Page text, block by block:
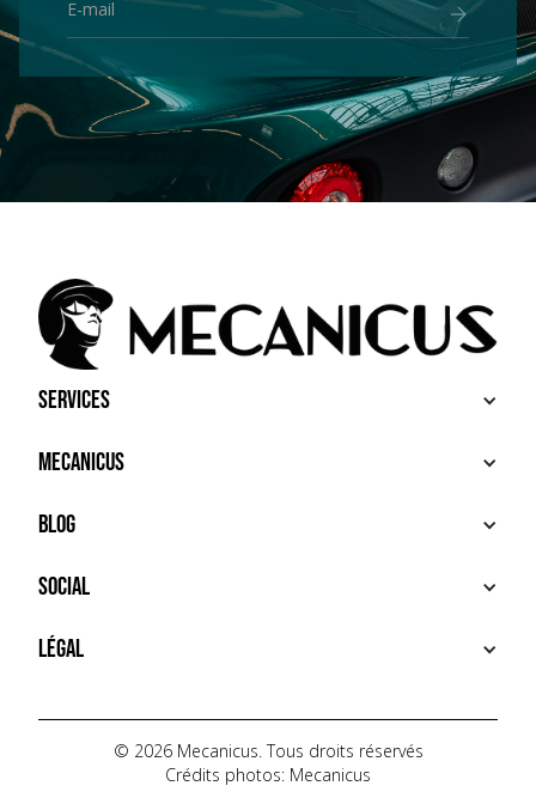
Services
ACHETER
VENDRE
SERVICES PREMIUM
Mecanicus
À PROPOS
HOUSE MECANICUS
CONTACT
Blog
NEWS
VIDÉOS
AUTOPÉDIA
Social
INSTAGRAM
TIKTOK
YOUTUBE
Légal
POLITIQUE DE CONFIDENTIALITÉ
© 2026 Mecanicus. Tous droits réservés
Crédits photos: Mecanicus